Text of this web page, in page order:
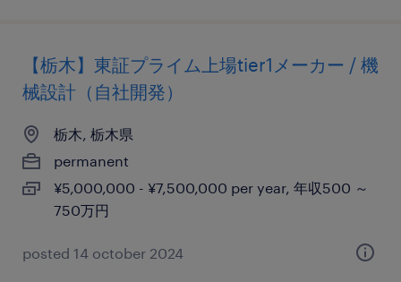
【栃木】東証プライム上場tier1メーカー / 機
械設計（自社開発）
栃木, 栃木県
permanent
¥5,000,000 - ¥7,500,000 per year, 年収500 ～
750万円
posted 14 october 2024